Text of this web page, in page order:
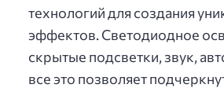
технологий для создания
эффектов. Светодиодное
скрытые подсветки, звук,
все это позволяет